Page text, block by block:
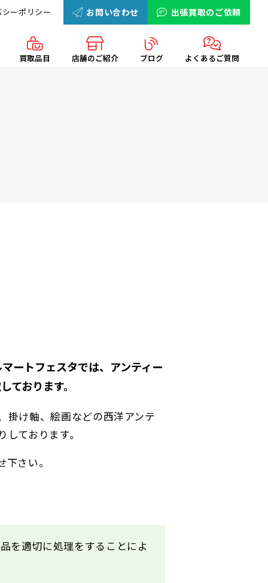
お問い合わせ 出張買取のご依頼
ーポリシー
買取品目 店舗のご紹介 ブログ よくあるご質問
ートフェスタでは、アンティー
ております。
掛け軸、絵画などの西洋アンテ
ております。
さい。
を適切に処理をすることによ